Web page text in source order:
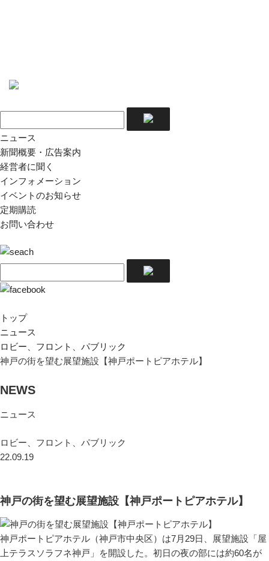
ニュース
新聞概要・広告案内
経営者に聞く
インフォメーション
イベントのお知らせ
定期購読
お問い合わせ
トップ
ニュース
ロビー、フロント、パブリック
神戸の街を望む展望施設【神戸ポートピアホテル】
NEWS
ニュース
ロビー、フロント、パブリック
22.09.19
神戸の街を望む展望施設【神戸ポートピアホテル】
神戸ポートピアホテル（神戸市中央区）は7月29日、展望施設「屋
上テラスソラフネ神戸」を開設した。初日の夜の部には約60名が